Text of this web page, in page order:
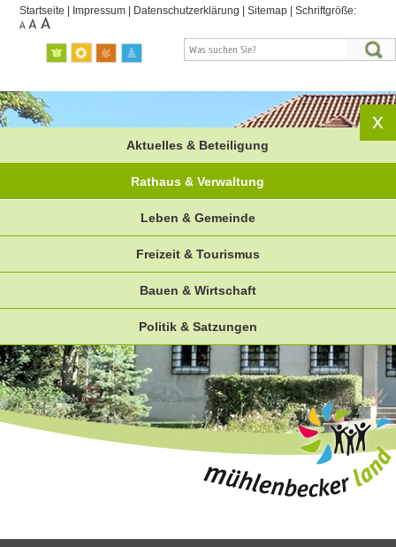
Startseite Impressum Datenschutzerklärung |Sitemap |Schriftgröße:
Aktuelles & Beteiligung
Rathaus & Verwaltung
Leben & Gemeinde
Freizeit & Tourismus
Bauen & Wirtschaft
Politik & Satzungen